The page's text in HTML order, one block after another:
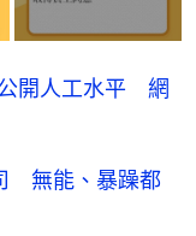
開人工水平 網
無能、暴躁都